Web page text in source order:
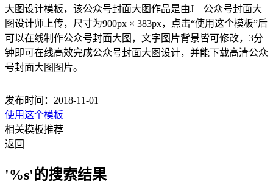
大图设计模板，该公众号封面大图作品是由J__公众号封面大
图设计师上传，尺寸为900px × 383px，点击“使用这个模板”后
可以在线制作公众号封面大图，文字图片背景皆可修改，3分
钟即可在线高效完成公众号封面大图设计，并能下载高清公众
号封面大图图片。
发布时间：2018-11-01
使用这个模板
相关模板推荐
返回
'%s'的搜索结果